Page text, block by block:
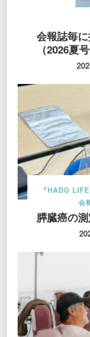
会報誌毎
（2026夏
『HADO
会
膵臓癌の